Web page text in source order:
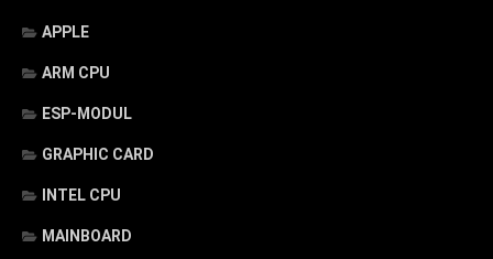
APPLE
ARM CPU
ESP-MODUL
GRAPHIC CARD
INTEL CPU
MAINBOARD